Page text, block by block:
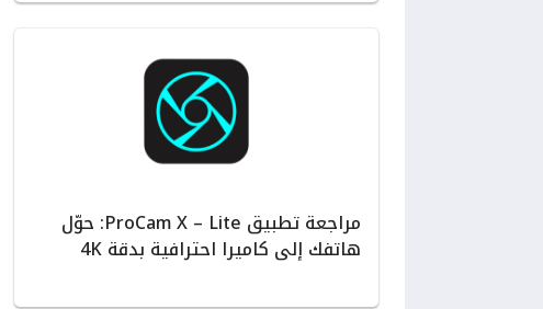
مراجعة تطبيق ProCam X – Lite: حوّل
هاتفك إلى كاميرا احترافية بدقة 4K